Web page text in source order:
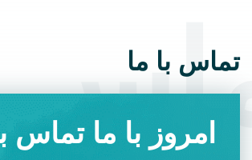
تماس با ما
امروز با ما تماس